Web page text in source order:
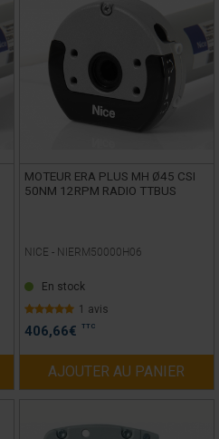
MOTEUR ERA PLUS MH Ø45 CSI
50NM 12RPM RADIO TTBUS
NICE - NIERM50000H06
En stock
1 avis
406,66€ TTC
AJOUTER AU PANIER